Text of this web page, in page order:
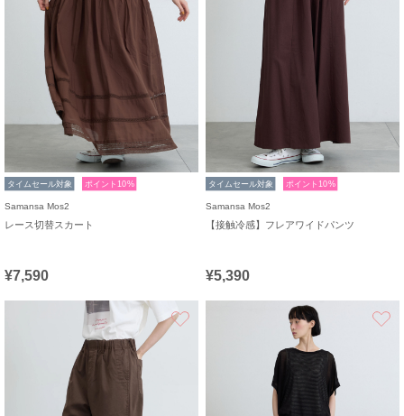
タイムセール対象 ポイント10%
Samansa Mos2
レース切替スカート
¥7,590
タイムセール対象 ポイント10%
Samansa Mos2
【接触冷感】フレアワイドパンツ
¥5,390